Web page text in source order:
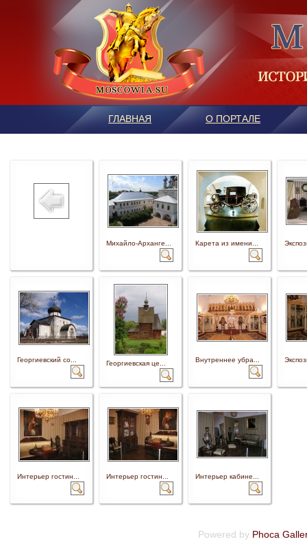
ГЛАВНАЯ О ПОРТАЛЕ
Михайло-Арханге... Карета из имени...
Георгиевский со... Георгиевская це... Внутреннее убра...
Интерьер гостин... Интерьер гостин... Интерьер кабине...
Powered by Phoca